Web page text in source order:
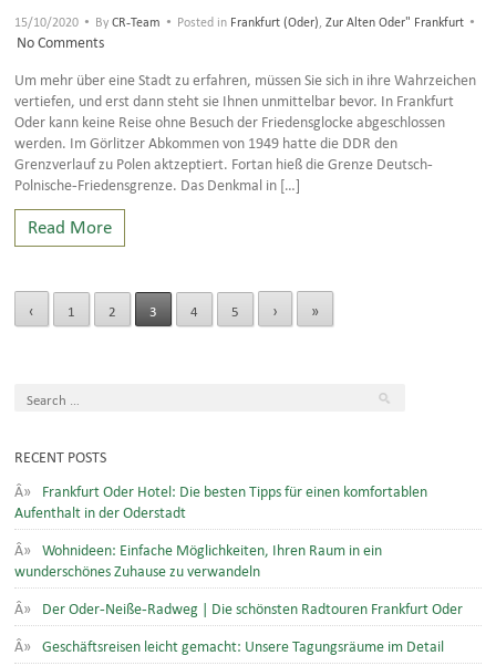
15/10/2020 • ByCR-Team • Posted in Frankfurt (Oder) ,Zur Alten Oder" Frankfurt •
No Comments
Um mehr über eine Stadt zu erfahren, müssen Sie sich in ihre Wahrzeichen
vertiefen, und erst dann steht sie Ihnen unmittelbar bevor. In Frankfurt
Oder kann keine Reise ohne Besuch der Friedensglocke abgeschlossen
werden. Im Görlitzer Abkommen von 1949 hatte die DDR den
Grenzverlauf zu Polen aktzeptiert. Fortan hieß die Grenze Deutsch-
Polnische-Friedensgrenze. Das Denkmal in […]
Read More
‹ 1 2 3 4 5 › »
RECENT POSTS
Frankfurt Oder Hotel: Die besten Tipps für einen komfortablen
Aufenthalt in der Oderstadt
Wohnideen: Einfache Möglichkeiten, Ihren Raum in ein
wunderschönes Zuhause zu verwandeln
Der Oder-Neiße-Radweg | Die schönsten Radtouren Frankfurt Oder
Geschäftsreisen leicht gemacht: Unsere Tagungsräume im Detail